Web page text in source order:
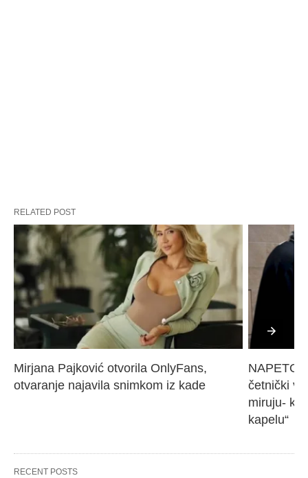
RELATED POST
Mirjana Pajković otvorila OnlyFans,
otvaranje najavila snimkom iz kade
NAPETO
četnički
miruju-
kapelu“
RECENT POSTS